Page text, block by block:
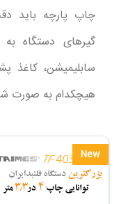
چاپ پارچه باید
گیرهای دستگاه
سابلیمیشن، کاغذ
هیچکدام به صورت
New